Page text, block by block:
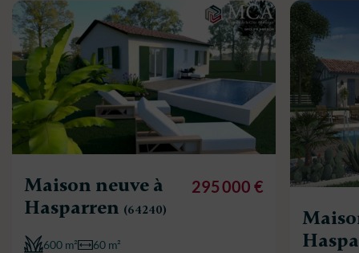
Maison neuve à
Hasparren (64240)
600 m²
60 m²
295 000 €